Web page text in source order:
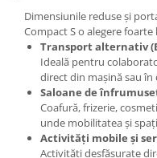
Dimensiunile reduse și
Compact S o alegere
Transport alternativ
Ideală pentru
direct din mașină sau în
Saloane de
Coafură, frizerie,
unde mobilitatea și
Activități mobile și
Activități desfășurate